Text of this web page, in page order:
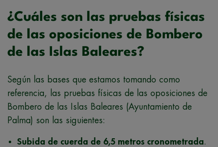
¿Cuáles son las pruebas físicas
de las oposiciones de Bombero
de las Islas Baleares?
Según las bases que estamos tomando como
referencia, las pruebas físicas de las oposiciones de
Bombero de las Islas Baleares (Ayuntamiento de
Palma) son las siguientes:
Subida de cuerda de 6,5 metros cronometrada.